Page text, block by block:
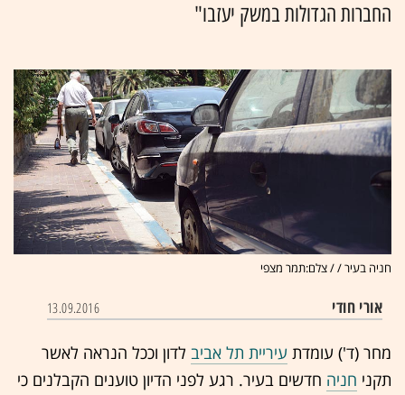
החברות הגדולות במשק יעזבו"
חניה בעיר / / צלם:תמר מצפי
אורי חודי 13.09.2016
מחר (ד') עומדת עיריית תל אביב לדון וככל הנראה לאשר
תקני חניה חדשים בעיר. רגע לפני הדיון טוענים הקבלנים כי